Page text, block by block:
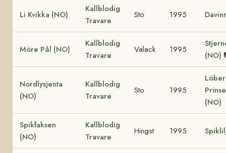
Li Kvikka (NO)
Kallblodig
Travare
Sto 1995
Möre Pål (NO)
Kallblodig
Travare
Valack 1995
(NO)
Nordlysjenta
(NO)
Kallblodig
Travare
Sto 1995
(NO)
Spikfaksen
(NO)
Kallblodig
Travare
Hingst 1995